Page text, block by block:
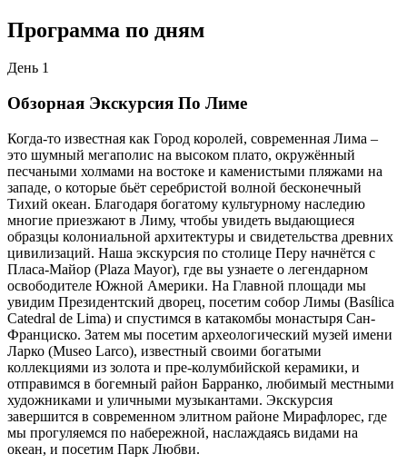
Программа по дням
День 1
Обзорная Экскурсия По Лиме
Когда-то известная как Город королей, современная Лима –
это шумный мегаполис на высоком плато, окружённый
песчаными холмами на востоке и каменистыми пляжами на
западе, о которые бьёт серебристой волной бесконечный
Тихий океан. Благодаря богатому культурному наследию
многие приезжают в Лиму, чтобы увидеть выдающиеся
образцы колониальной архитектуры и свидетельства древних
цивилизаций. Наша экскурсия по столице Перу начнётся с
Пласа-Майор (Plaza Mayor), где вы узнаете о легендарном
освободителе Южной Америки. На Главной площади мы
увидим Президентский дворец, посетим собор Лимы (Basílica
Catedral de Lima) и спустимся в катакомбы монастыря Сан-
Франциско. Затем мы посетим археологический музей имени
Ларко (Museo Larco), известный своими богатыми
коллекциями из золота и пре-колумбийской керамики, и
отправимся в богемный район Барранко, любимый местными
художниками и уличными музыкантами. Экскурсия
завершится в современном элитном районе Мирафлорес, где
мы прогуляемся по набережной, наслаждаясь видами на
океан, и посетим Парк Любви.